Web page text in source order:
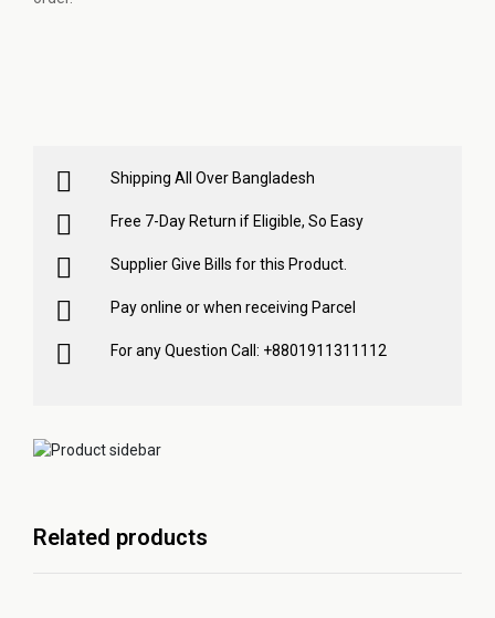
Shipping All Over Bangladesh
Free 7-Day Return if Eligible, So Easy
Supplier Give Bills for this Product.
Pay online or when receiving Parcel
For any Question Call: +8801911311112
Related products